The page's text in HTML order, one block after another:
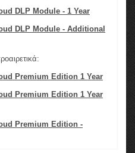
DLP Module - 1 Year
DLP Module - Additional
Premium Edition 1 Year
Premium Edition 1 Year
Premium Edition -